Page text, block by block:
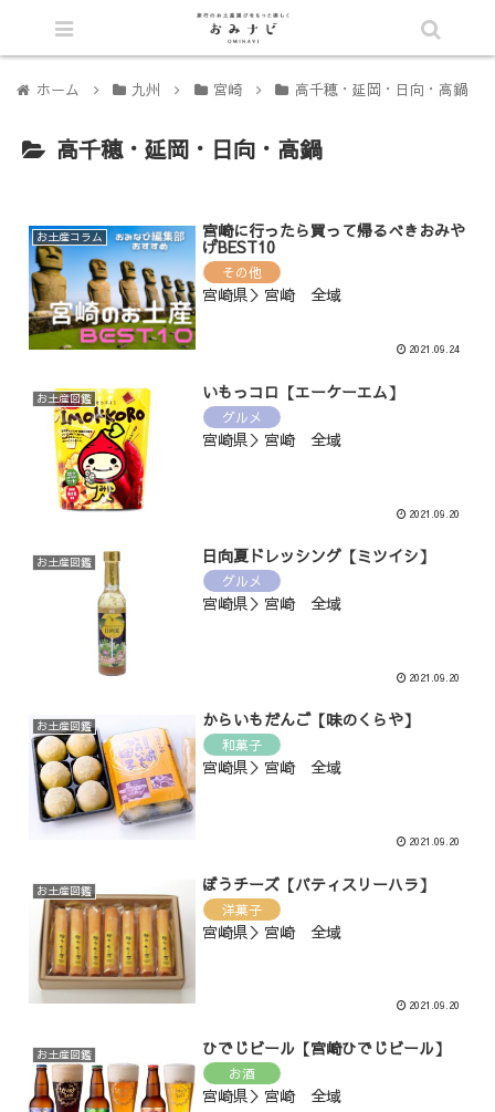
ホーム 九州 宮崎 高千穂・延岡・日向・高鍋
高千穂・延岡・日向・高鍋
お土産コラム 宮崎に行ったら買って帰るべきおみや
げBEST10
その他
宮崎県＞宮崎 全域
2021.09.24
お土産図鑑 いもっコロ【エーケーエム】
グルメ
宮崎県＞宮崎 全域
2021.09.20
お土産図鑑 日向夏ドレッシング【ミツイシ】
グルメ
宮崎県＞宮崎 全域
2021.09.20
お土産図鑑 からいもだんご【味のくらや】
和菓子
宮崎県＞宮崎 全域
2021.09.20
お土産図鑑 ぼうチーズ【パティスリーハラ】
洋菓子
宮崎県＞宮崎 全域
2021.09.20
お土産図鑑 ひでじビール【宮崎ひでじビール】
お酒
宮崎県＞宮崎 全域
シェア